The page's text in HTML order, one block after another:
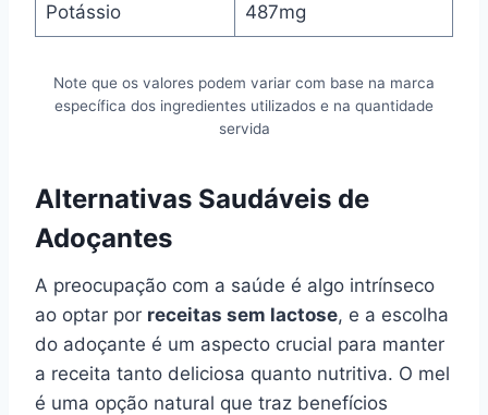
Potássio 487mg
Note que os valores podem variar com base na marca
específica dos ingredientes utilizados e na quantidade
servida
Alternativas Saudáveis de
Adoçantes
A preocupação com a saúde é algo intrínseco
ao optar por receitas sem lactose, e a escolha
do adoçante é um aspecto crucial para manter
a receita tanto deliciosa quanto nutritiva. O mel
é uma opção natural que traz benefícios